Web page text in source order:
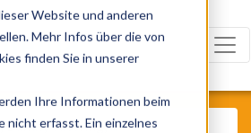
Website und anderen
Mehr Infos über die von
finden Sie in unserer
Ihre Informationen beim
nicht erfasst. Ein einzelnes
Was? Künstler, Zelte, Bands,